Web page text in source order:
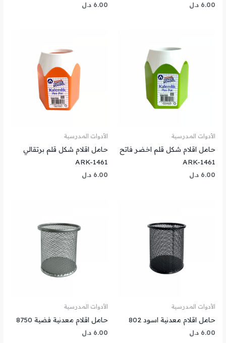
6.00 د.ل 6.00 د.ل
الأدوات المدرسية
حامل اقلام شكل قلم اخضر فاتح
ARK-1461
6.00 د.ل
الأدوات المدرسية
حامل اقلام شكل قلم برتقالي
ARK-1461
6.00 د.ل
الأدوات المدرسية
حامل اقلام معدنية اسود 802
6.00 د.ل
الأدوات المدرسية
حامل اقلام معدنية فضية 8750
6.00 د.ل